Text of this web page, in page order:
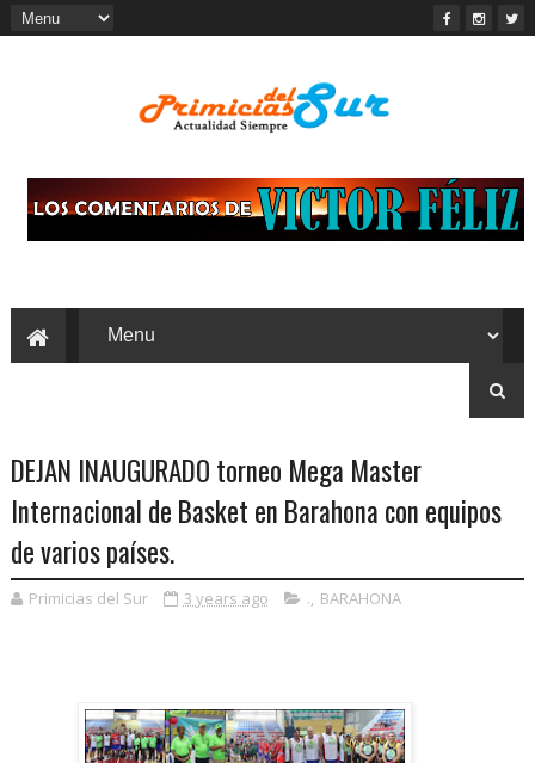
DEJAN INAUGURADO torneo Mega Master
Internacional de Basket en Barahona con equipos
de varios países.
Primicias del Sur 3 years ago ., BARAHONA